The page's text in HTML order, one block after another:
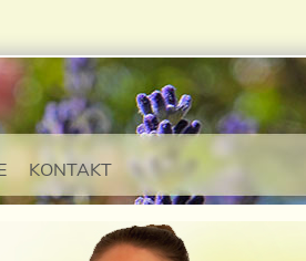
KONTAKT